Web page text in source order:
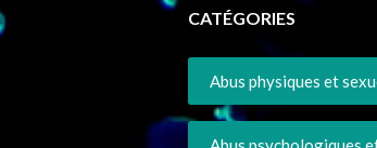
CATÉGORIES
Abus physiques et